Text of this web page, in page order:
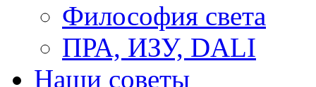
Философия света
ПРА, ИЗУ, DALI
Наши советы